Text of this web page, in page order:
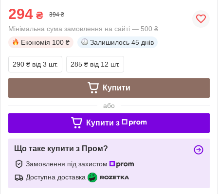
294 ₴ 394 ₴
Мінімальна сума замовлення на сайті — 500 ₴
Економія 100 ₴ Залишилось 45 днів
290 ₴ від 3 шт. 285 ₴ від 12 шт.
Купити
або
Купити з
Що таке купити з Пром?
Замовлення під захистом
Доступна доставка